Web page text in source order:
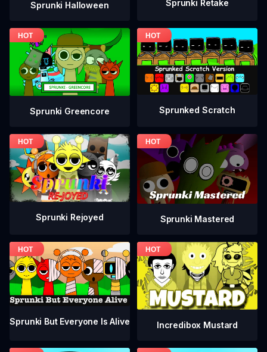
Sprunki Halloween Sprunki Retake
Sprunki Greencore Sprunked Scratch
Sprunki Rejoyed Sprunki Mastered
Sprunki But Everyone Is Alive Incredibox Mustard